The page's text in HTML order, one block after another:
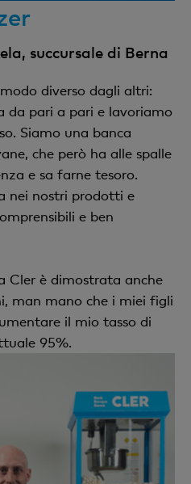
succursale di Berna
diverso dagli altri:
da pari a pari e lavoriamo
Siamo una banca
che però ha alle spalle
e sa farne tesoro.
nei nostri prodotti e
e ben
Cler è dimostrata anche
man mano che i miei figli
il mio tasso di
95%.